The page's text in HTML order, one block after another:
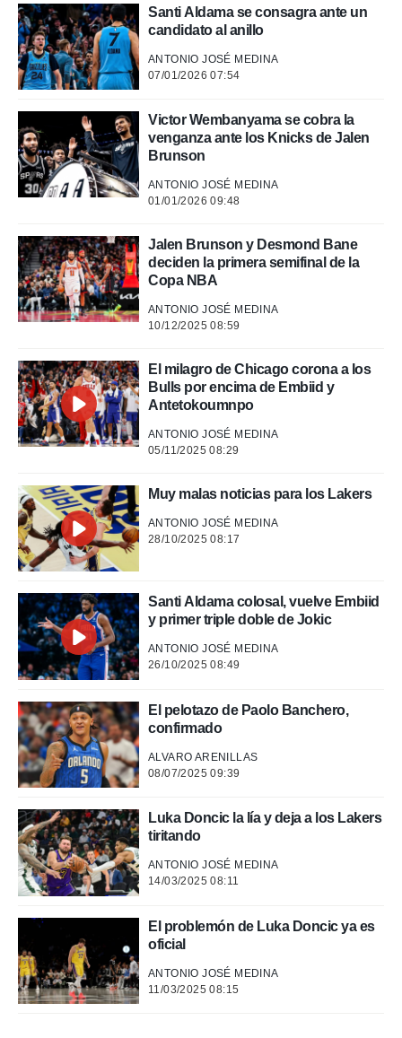
para
ni para
o
aunque
no
Puedes
acceder a
web a
únicos
similares
como
este sitio
posible
traten tus
en
interés
Para
su
u
datos
momento
en
en
en
de
o acceder
datos
Santi Aldama se consagra ante un
candidato al anillo
ANTONIO JOSÉ MEDINA
07/01/2026 07:54
Victor Wembanyama se cobra la
venganza ante los Knicks de Jalen
Brunson
ANTONIO JOSÉ MEDINA
01/01/2026 09:48
Jalen Brunson y Desmond Bane
deciden la primera semifinal de la
Copa NBA
ANTONIO JOSÉ MEDINA
10/12/2025 08:59
El milagro de Chicago corona a los
Bulls por encima de Embiid y
Antetokoumnpo
ANTONIO JOSÉ MEDINA
05/11/2025 08:29
Muy malas noticias para los Lakers
ANTONIO JOSÉ MEDINA
28/10/2025 08:17
Santi Aldama colosal, vuelve Embiid
y primer triple doble de Jokic
ANTONIO JOSÉ MEDINA
26/10/2025 08:49
El pelotazo de Paolo Banchero,
confirmado
ALVARO ARENILLAS
08/07/2025 09:39
Luka Doncic la lía y deja a los Lakers
tiritando
ANTONIO JOSÉ MEDINA
14/03/2025 08:11
El problemón de Luka Doncic ya es
oficial
ANTONIO JOSÉ MEDINA
11/03/2025 08:15